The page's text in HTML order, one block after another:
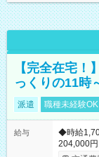
【完全在宅！
っくりの11時
派遣 職種未経験OK
給与
◆時給
204,000円